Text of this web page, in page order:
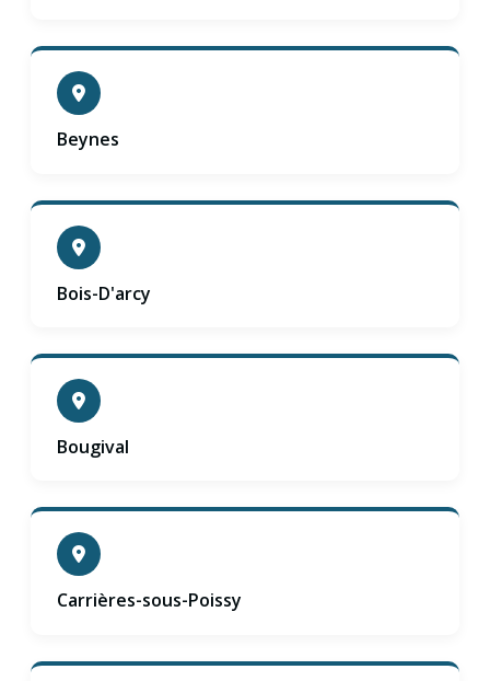
Beynes
Bois-D'arcy
Bougival
Carrières-sous-Poissy